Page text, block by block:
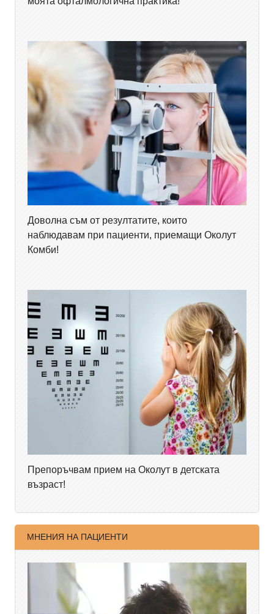
Доволна съм от резултатите, които
наблюдавам при пациенти, приемащи Околут
Комби!
Препоръчвам прием на Околут в детската
възраст!
МНЕНИЯ НА ПАЦИЕНТИ